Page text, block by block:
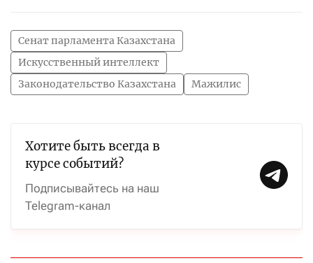
Сенат парламента Казахстана
Искусственный интеллект
Законодательство Казахстана
Мажилис
Хотите быть всегда в
курсе событий?
Подписывайтесь на наш
Telegram-канал